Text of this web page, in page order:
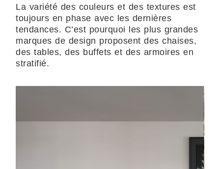
La variété des couleurs et des textures est
toujours en phase avec les dernières
tendances. C’est pourquoi les plus grandes
marques de design proposent des chaises,
des tables, des buffets et des armoires en
stratifié.